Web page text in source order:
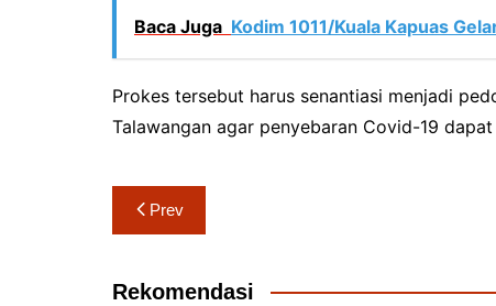
Baca Juga Kodim 1011/Kuala Kapuas
Prokes tersebut harus senantiasi menjadi
Talawangan agar penyebaran Covid-19 dapat
Navigasi
pos
Prev
Rekomendasi